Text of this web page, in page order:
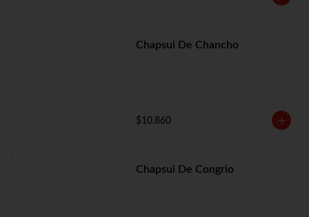
Chapsui De Chancho
$10.860
Chapsui De Congrio